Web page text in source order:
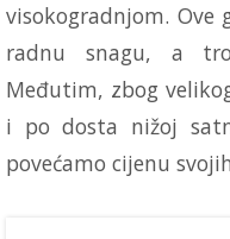
visokogradnjom. Ove
radnu snagu, a
Međutim, zbog
i po dosta nižoj
povećamo cijenu